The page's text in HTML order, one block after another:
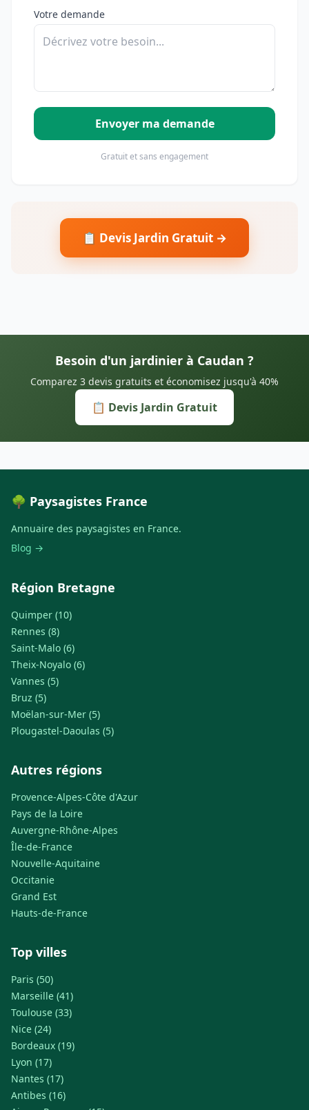
Votre demande
Envoyer ma demande
Gratuit et sans engagement
📋 Devis Jardin Gratuit →
Besoin d'un jardinier à Caudan ?
Comparez 3 devis gratuits et économisez jusqu'à 40%
📋 Devis Jardin Gratuit
🌳 Paysagistes France
Annuaire des paysagistes en France.
Blog →
Région Bretagne
Quimper (10)
Rennes (8)
Saint-Malo (6)
Theix-Noyalo (6)
Vannes (5)
Bruz (5)
Moëlan-sur-Mer (5)
Plougastel-Daoulas (5)
Autres régions
Provence-Alpes-Côte d'Azur
Pays de la Loire
Auvergne-Rhône-Alpes
Île-de-France
Nouvelle-Aquitaine
Occitanie
Grand Est
Hauts-de-France
Top villes
Paris (50)
Marseille (41)
Toulouse (33)
Nice (24)
Bordeaux (19)
Lyon (17)
Nantes (17)
Antibes (16)